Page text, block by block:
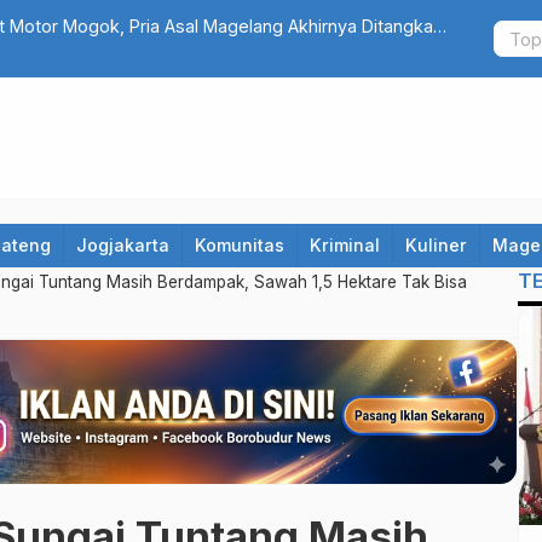
Mogok, Pria Asal Magelang Akhirnya Ditangkap
Resmi
Jogjakarta Komunitas Kriminal Kuliner
Tuntang Masih Berdampak, Sawah 1,5 Hektare Tak Bisa